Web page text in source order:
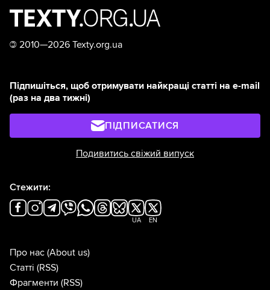
© 2010—2026 Texty.org.ua
Підпишіться, щоб отримувати найкращі статті на e-mail
(раз на два тижні)
ПІДПИСАТИСЯ
Подивитись свіжий випуск
Стежити:
UA EN
Про нас (About us)
Статті (RSS)
Фрагменти (RSS)